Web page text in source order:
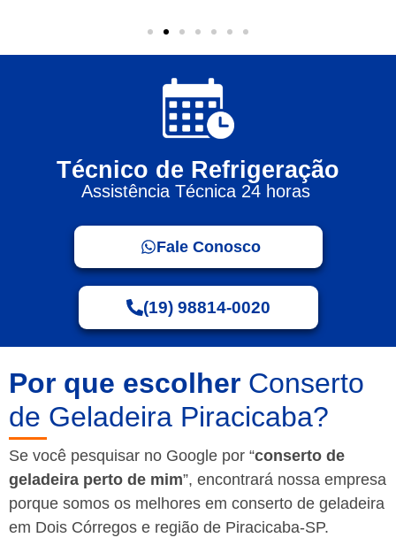
Técnico de Refrigeração
Assistência Técnica 24 horas
Fale Conosco
(19) 98814-0020
Por que escolher Conserto
de Geladeira Piracicaba?
Se você pesquisar no Google por “conserto de
geladeira perto de mim”, encontrará nossa empresa
porque somos os melhores em conserto de geladeira
em Dois Córregos e região de Piracicaba-SP.